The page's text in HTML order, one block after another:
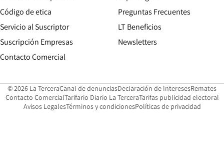
Código de etica Opens in new window
Servicio al Suscriptor
Suscripción Empresas
Contacto ComercialOpens in new window
Preguntas Frecuentes
LT Beneficios
Newsletters
© 2026 La TerceraCanal de denunciasOpens in new window
Declaración de InteresesOpens in
Remates
Contacto ComercialOpens in new window
Tarifario Diario La TerceraOpens in new window
Tarifas publicidad electoral
Avisos LegalesOpens in new window
Términos y condicionesPolíticas de privacidad